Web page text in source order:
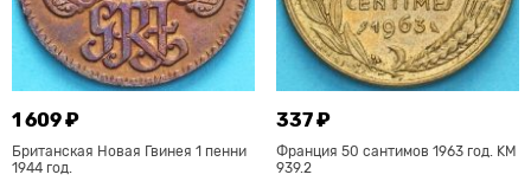
1 609 ₽
Британская Новая Гвинея 1 пенни
1944 год.
337 ₽
Франция 50 сантимов 1963 год. KM
939.2